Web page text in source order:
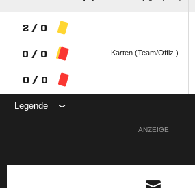
2 / 0
0 / 0
0 / 0
Karten (Team/Offiz.)
Legende
ANZEIGE